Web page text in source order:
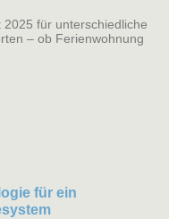
für unterschiedliche
– ob Ferienwohnung
für ein